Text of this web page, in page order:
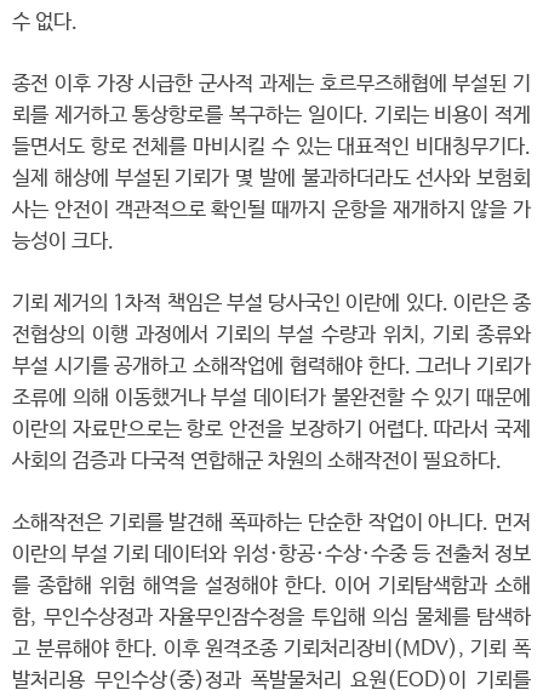
수 없다.
종전 이후 가장 시급한 군사적 과제는 호르무즈해협에 부설된 기
뢰를 제거하고 통상항로를 복구하는 일이다. 기뢰는 비용이 적게
들면서도 항로 전체를 마비시킬 수 있는 대표적인 비대칭무기다.
실제 해상에 부설된 기뢰가 몇 발에 불과하더라도 선사와 보험회
사는 안전이 객관적으로 확인될 때까지 운항을 재개하지 않을 가
능성이 크다.
기뢰 제거의 1차적 책임은 부설 당사국인 이란에 있다. 이란은 종
전협상의 이행 과정에서 기뢰의 부설 수량과 위치, 기뢰 종류와
부설 시기를 공개하고 소해작업에 협력해야 한다. 그러나 기뢰가
조류에 의해 이동했거나 부설 데이터가 불완전할 수 있기 때문에
이란의 자료만으로는 항로 안전을 보장하기 어렵다. 따라서 국제
사회의 검증과 다국적 연합해군 차원의 소해작전이 필요하다.
소해작전은 기뢰를 발견해 폭파하는 단순한 작업이 아니다. 먼저
이란의 부설 기뢰 데이터와 위성·항공·수상·수중 등 전출처 정보
를 종합해 위험 해역을 설정해야 한다. 이어 기뢰탐색함과 소해
함, 무인수상정과 자율무인잠수정을 투입해 의심 물체를 탐색하
고 분류해야 한다. 이후 원격조종 기뢰처리장비(MDV), 기뢰 폭
발처리용 무인수상(중)정과 폭발물처리 요원(EOD)이 기뢰를